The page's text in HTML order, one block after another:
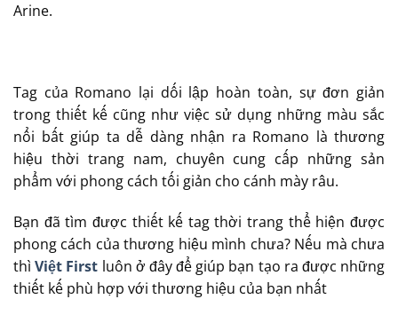
Arine.
Tag của Romano lại dối lập hoàn toàn, sự đơn giản
trong thiết kế cũng như việc sử dụng những màu sắc
nổi bất giúp ta dễ dàng nhận ra Romano là thương
hiệu thời trang nam, chuyên cung cấp những sản
phẩm với phong cách tối giản cho cánh mày râu.
Bạn đã tìm được thiết kế tag thời trang thể hiện được
phong cách của thương hiệu mình chưa? Nếu mà chưa
thì Việt First luôn ở đây để giúp bạn tạo ra được những
thiết kế phù hợp với thương hiệu của bạn nhất